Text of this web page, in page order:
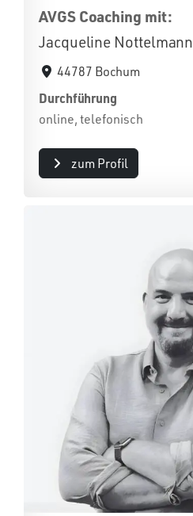
AVGS Coaching mit:
Jacqueline Nottelmann
44787 Bochum
Durchführung
online, telefonisch
zum Profil